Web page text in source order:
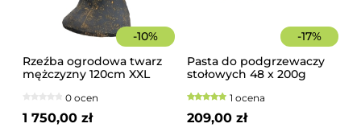
-10%
Rzeźba ogrodowa twarz
mężczyzny 120cm XXL
dekoracja ogrodowa
0 ocen
1 750,00 zł
-17%
Pasta do podgrzewaczy
stołowych 48 x 200g
1 ocena
209,00 zł